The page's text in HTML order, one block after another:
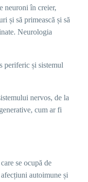
neuroni în creier,
și să primească și să
Neurologia
periferic și sistemul
nervos, de la
cum ar fi
se ocupă de
autoimune și